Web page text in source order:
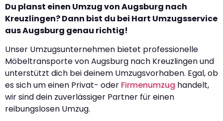
Du planst einen Umzug von Augsburg nach
Kreuzlingen? Dann bist du bei Hart Umzugsservice
aus Augsburg genau richtig!
Unser Umzugsunternehmen bietet professionelle
Möbeltransporte von Augsburg nach Kreuzlingen und
unterstützt dich bei deinem Umzugsvorhaben. Egal, ob
es sich um einen Privat- oder Firmenumzug handelt,
wir sind dein zuverlässiger Partner für einen
reibungslosen Umzug.